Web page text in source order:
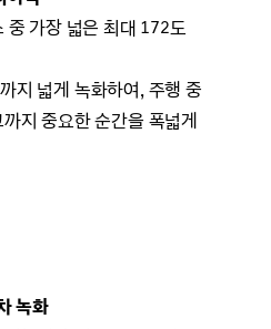
중 가장 넓은 최대 172도
지 넓게 녹화하여, 주행 중
지 중요한 순간을 폭넓게
녹화